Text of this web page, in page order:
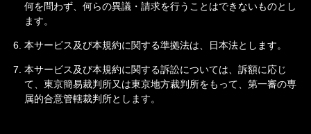
何を問わず、何らの異議・請求を行うことはできないものとし
ます。
本サービス及び本規約に関する準拠法は、日本法とします。
本サービス及び本規約に関する訴訟については、訴額に応じ
て、東京簡易裁判所又は東京地方裁判所をもって、第一審の専
属的合意管轄裁判所とします。